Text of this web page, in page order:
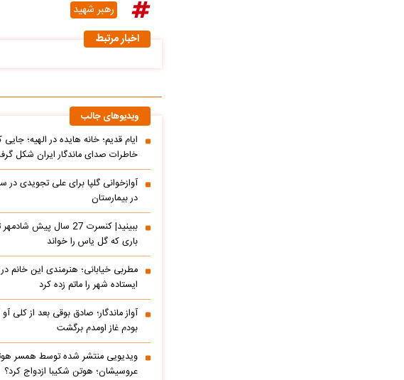
رهبر شهید
اخبار مرتبط
ویدیوهای جالب
ایام قدیم؛ خانه هایده در الهیه؛
خاطرات صدای ماندگار ایران شکل
آوازخوانی گلپا برای علی تجویدی در
در بیمارستان
ببینید| کنسرت 27 سال پیش
باری که گل یاس را خواند
مطربی خیابانی؛ هنرمندی این خانم در
ایستاده شهر را ماتم زده کرد
آواز ماندگار؛ صادق بوقی بعد از کلی آو
بودم غاز اومدم برگشت
ویدیویی منتشر شده توسط همسر
عروسیشان؛ هوتن شکیبا ازدواج کرد؟